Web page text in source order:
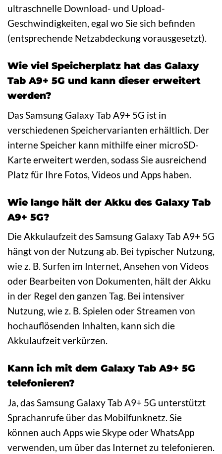
ultraschnelle Download- und Upload-
Geschwindigkeiten, egal wo Sie sich befinden
(entsprechende Netzabdeckung vorausgesetzt).
Wie viel Speicherplatz hat das Galaxy
Tab A9+ 5G und kann dieser erweitert
werden?
Das Samsung Galaxy Tab A9+ 5G ist in
verschiedenen Speichervarianten erhältlich. Der
interne Speicher kann mithilfe einer microSD-
Karte erweitert werden, sodass Sie ausreichend
Platz für Ihre Fotos, Videos und Apps haben.
Wie lange hält der Akku des Galaxy Tab
A9+ 5G?
Die Akkulaufzeit des Samsung Galaxy Tab A9+ 5G
hängt von der Nutzung ab. Bei typischer Nutzung,
wie z. B. Surfen im Internet, Ansehen von Videos
oder Bearbeiten von Dokumenten, hält der Akku
in der Regel den ganzen Tag. Bei intensiver
Nutzung, wie z. B. Spielen oder Streamen von
hochauflösenden Inhalten, kann sich die
Akkulaufzeit verkürzen.
Kann ich mit dem Galaxy Tab A9+ 5G
telefonieren?
Ja, das Samsung Galaxy Tab A9+ 5G unterstützt
Sprachanrufe über das Mobilfunknetz. Sie
können auch Apps wie Skype oder WhatsApp
verwenden, um über das Internet zu telefonieren.